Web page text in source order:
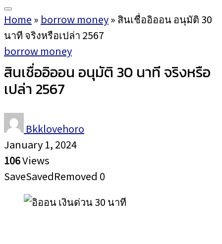
Home » borrow money» สินเชื่ออิออน อนุมัติ 30
นาที จริงหรือเปล่า 2567
borrow money
สินเชื่ออิออน อนุมัติ 30 นาที จริงหรือ
เปล่า 2567
Bkklovehoro
January 1, 2024
106Views
SaveSavedRemoved 0